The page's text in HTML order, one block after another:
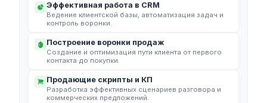
Эффективная работа в CRM
Ведение клиентской базы, автоматизация задач и
контроль воронки.
Построение воронки продаж
Создание и оптимизация пути клиента от первого
контакта до покупки.
Продающие скрипты и КП
Разработка эффективных сценариев разговора и
коммерческих предложений.